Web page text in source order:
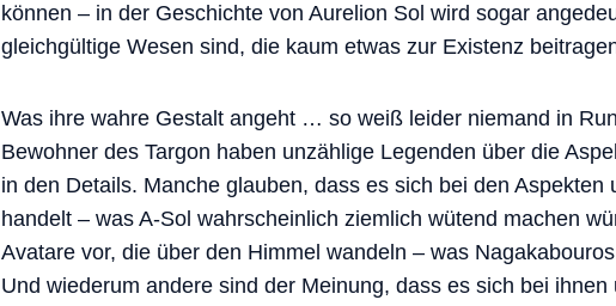
können – in der Geschichte von Aurelion Sol wird sogar
gleichgültige Wesen sind, die kaum etwas zur Existenz
Was ihre wahre Gestalt angeht … so weiß leider niemand in
Bewohner des Targon haben unzählige Legenden über die
in den Details. Manche glauben, dass es sich bei den Aspekten
handelt – was A-Sol wahrscheinlich ziemlich wütend machen
Avatare vor, die über den Himmel wandeln – was
Und wiederum andere sind der Meinung, dass es sich bei